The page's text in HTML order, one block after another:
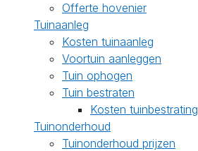
Offerte hovenier
Tuinaanleg
Kosten tuinaanleg
Voortuin aanleggen
Tuin ophogen
Tuin bestraten
Kosten tuinbestrating
Tuinonderhoud
Tuinonderhoud prijzen